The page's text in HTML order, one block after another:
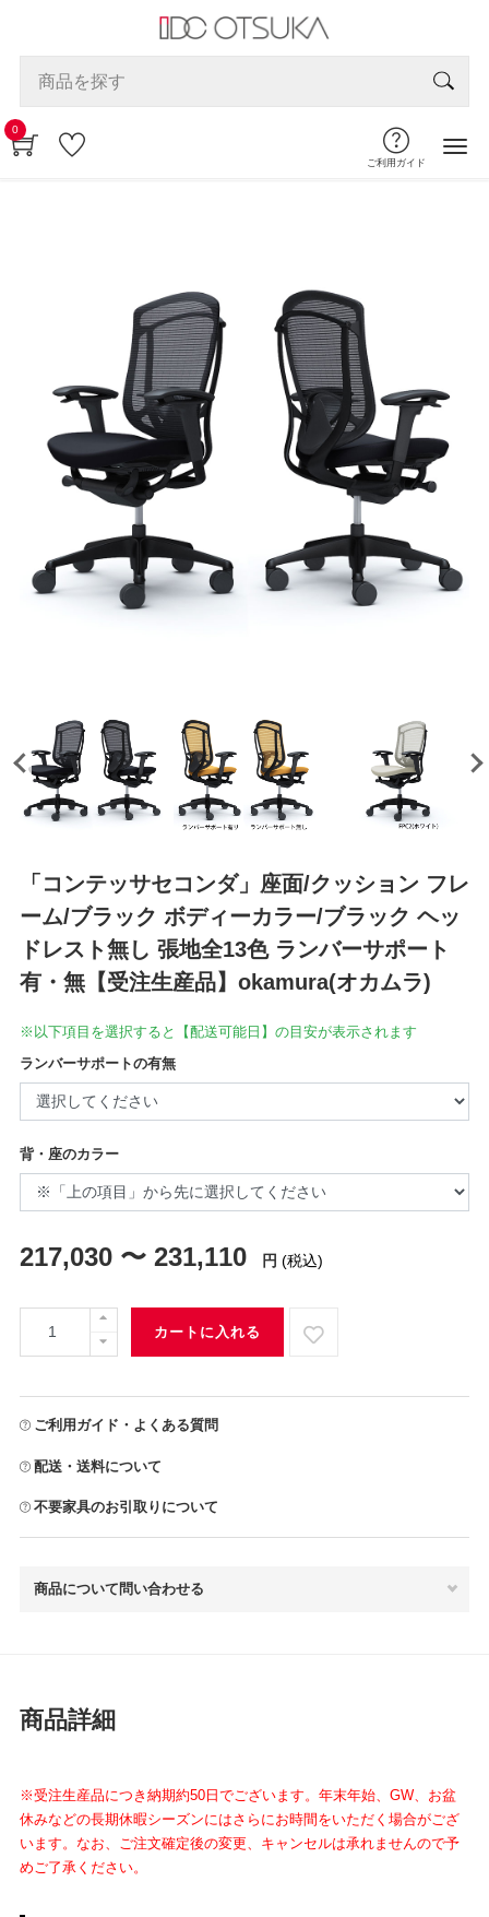
0
ご利用ガイド
「コンテッサセコンダ」座面/クッション フレ
ーム/ブラック ボディーカラー/ブラック ヘッ
ドレスト無し 張地全13色 ランバーサポート
有・無【受注生産品】okamura(オカムラ)
※以下項目を選択すると【配送可能日】の目安が表示されます
ランバーサポートの有無
背・座のカラー
217,030 〜 231,110 円 (税込)
カートに入れる
ご利用ガイド・よくある質問
配送・送料について
不要家具のお引取りについて
商品について問い合わせる
商品詳細
※受注生産品につき納期約50日でございます。年末年始、GW、お盆
休みなどの長期休暇シーズンにはさらにお時間をいただく場合がござ
います。なお、ご注文確定後の変更、キャンセルは承れませんので予
めご了承ください。